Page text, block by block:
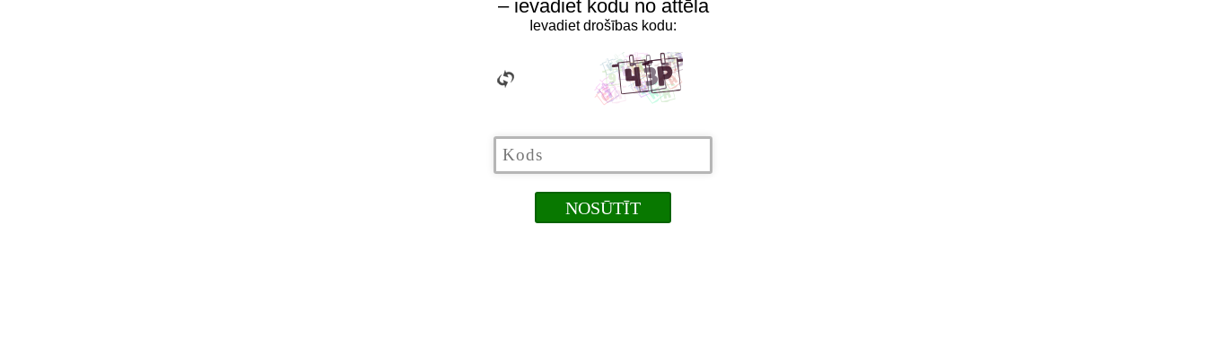
– ievadiet kodu no attēla
Ievadiet drošības kodu: